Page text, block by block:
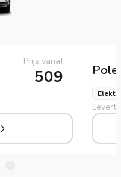
Prijs vanaf
509